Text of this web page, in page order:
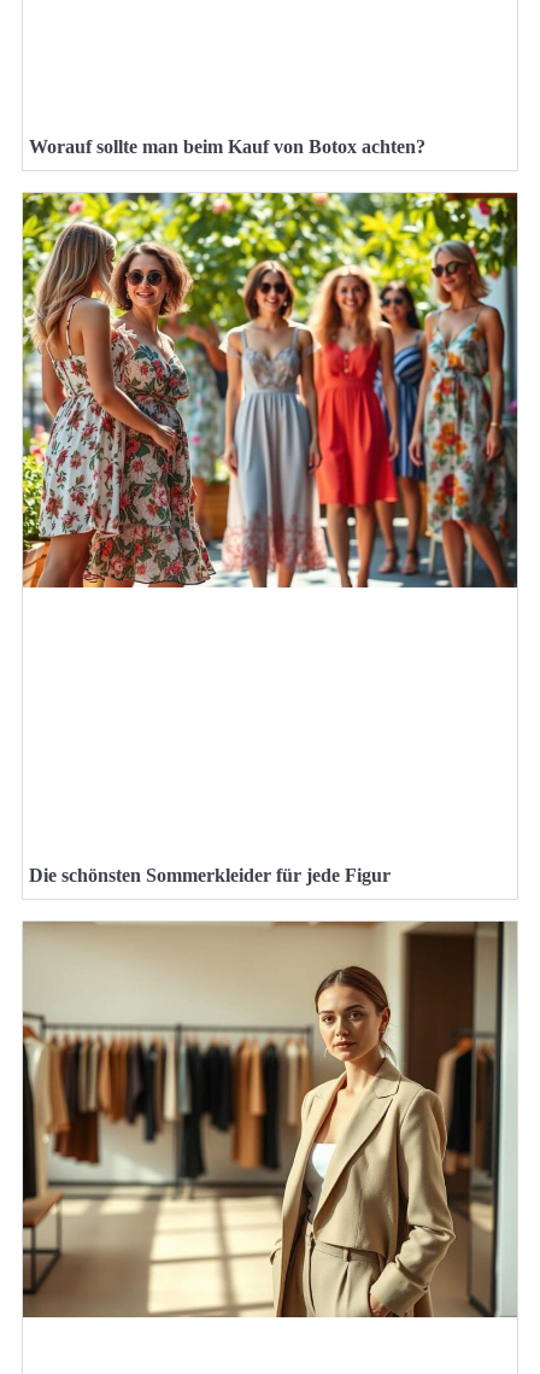
Worauf sollte man beim Kauf von Botox achten?
Die schönsten Sommerkleider für jede Figur